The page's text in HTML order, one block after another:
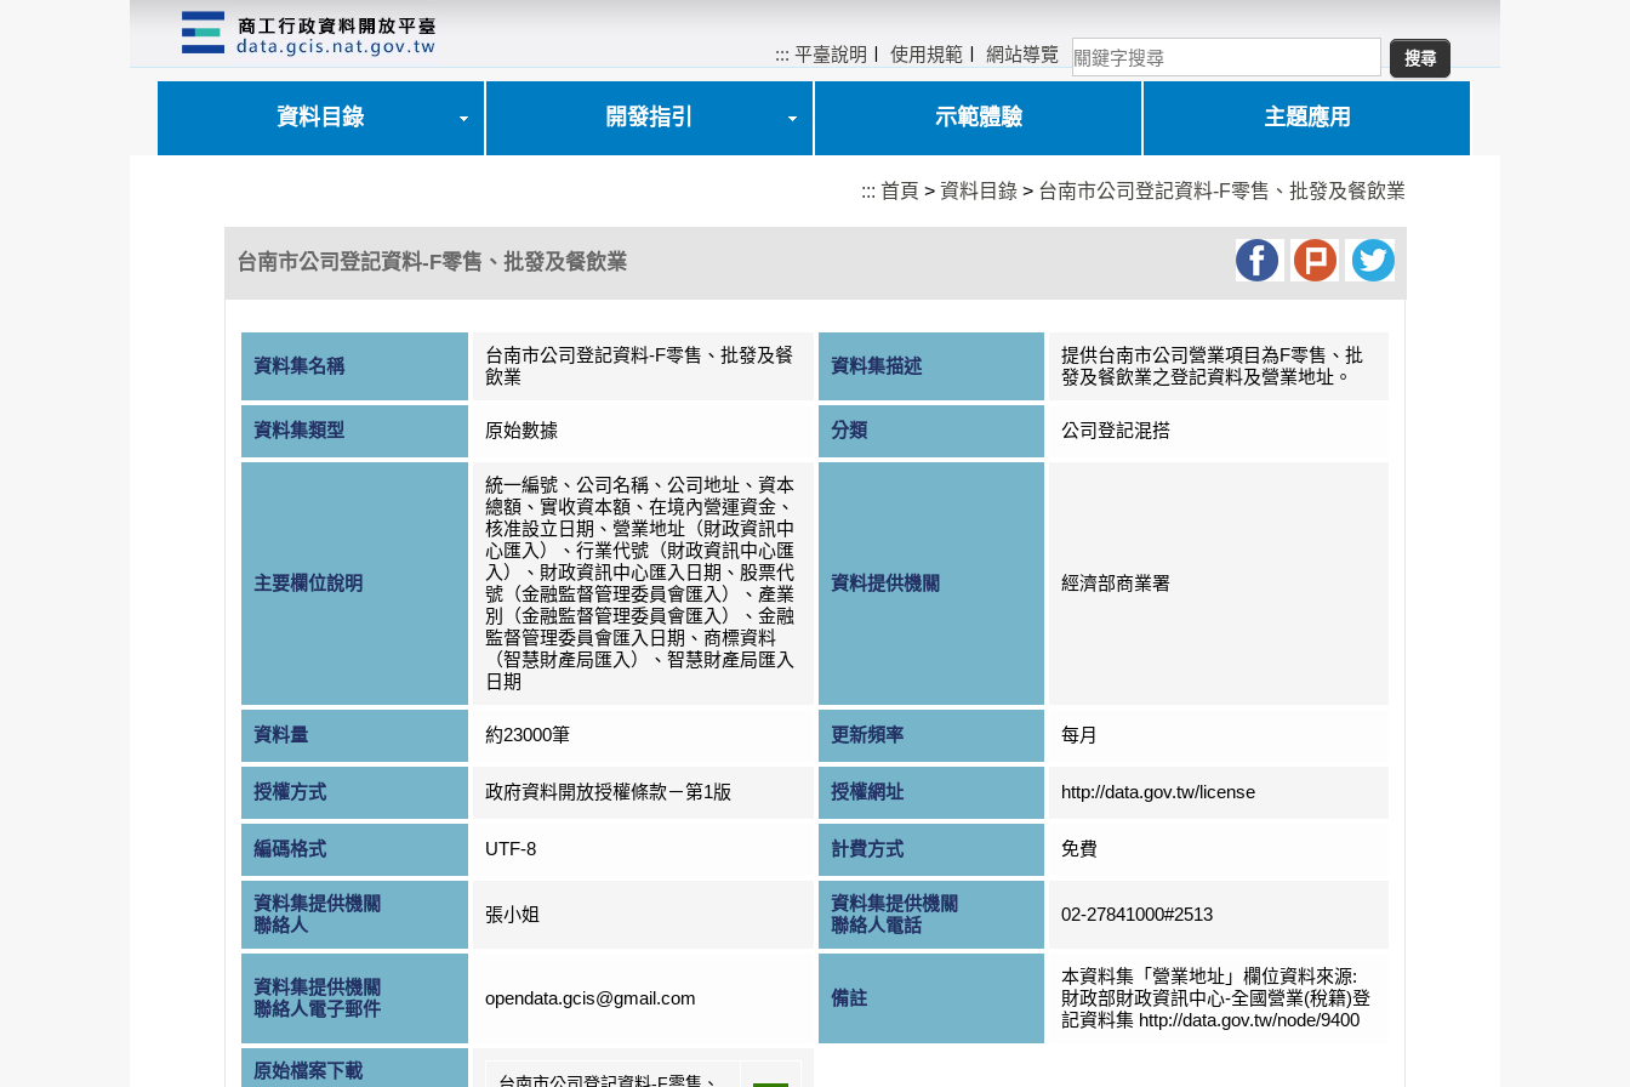
::: 平臺說明 〡使用規範 〡網站導覽
資料目錄 開發指引 示範體驗 主題應用
::: 首頁 >資料目錄 > 台南市公司登記資料-F零售、批發及餐飲業
台南市公司登記資料-F零售、批發及餐飲業
資料集名稱
台南市公司登記資料-F零售、批發及餐
飲業
資料集描述
提供台南市公司營業項目為F零售、批
發及餐飲業之登記資料及營業地址。
資料集類型 原始數據 分類 公司登記混搭
主要欄位說明
統一編號、公司名稱、公司地址、資本
總額、實收資本額、在境內營運資金、
核准設立日期、營業地址（財政資訊中
心匯入）、行業代號（財政資訊中心匯
入）、財政資訊中心匯入日期、股票代
號（金融監督管理委員會匯入）、產業
別（金融監督管理委員會匯入）、金融
監督管理委員會匯入日期、商標資料
（智慧財產局匯入）、智慧財產局匯入
日期
資料提供機關 經濟部商業署
資料量 約23000筆 更新頻率 每月
授權方式 政府資料開放授權條款－第1版 授權網址 http://data.gov.tw/license
編碼格式 UTF-8 計費方式 免費
資料集提供機關
聯絡人
張小姐
資料集提供機關
聯絡人電話
02-27841000#2513
資料集提供機關
聯絡人電子郵件
opendata.gcis@gmail.com 備註
本資料集「營業地址」欄位資料來源:
財政部財政資訊中心-全國營業(稅籍)登
記資料集 http://data.gov.tw/node/9400
原始檔案下載